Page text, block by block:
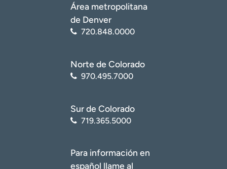
Área metropolitana
de Denver
720.848.0000
Norte de Colorado
970.495.7000
Sur de Colorado
719.365.5000
Para información en
español llame al